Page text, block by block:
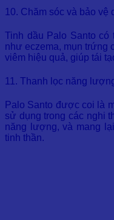
10. Chăm sóc và bảo vệ
Tinh dầu Palo Santo
như eczema, mụn trứng
viêm hiệu quả, giúp tái
11. Thanh lọc năng
Palo Santo được coi là
sử dụng trong các nghi
năng lượng, và mang
tinh thần.